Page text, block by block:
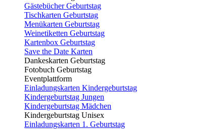
Gästebücher Geburtstag
Tischkarten Geburtstag
Menükarten Geburtstag
Weinetiketten Geburtstag
Kartenbox Geburtstag
Save the Date Karten
Dankeskarten Geburtstag
Fotobuch Geburtstag
Eventplattform
Einladungskarten Kindergeburtstag
Kindergeburtstag Jungen
Kindergeburtstag Mädchen
Kindergeburtstag Unisex
Einladungskarten 1. Geburtstag